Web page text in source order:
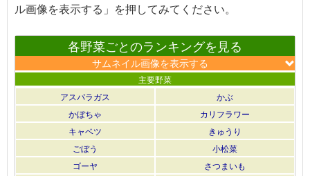
ル画像を表示する」を押してみてください。
各野菜ごとのランキングを見る
サムネイル画像を表示する
主要野菜
アスパラガス
かぶ
かぼちゃ
カリフラワー
キャベツ
きゅうり
ごぼう
小松菜
ゴーヤ
さつまいも